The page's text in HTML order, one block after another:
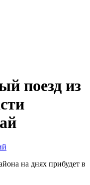
поезд из
на днях прибудет в